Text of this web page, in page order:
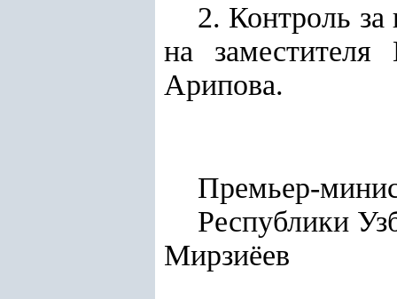
2. Контроль за
на
Арипова.
Премьер-
Мирзиёев